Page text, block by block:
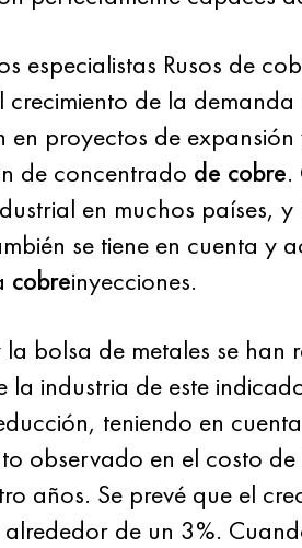
especialistas Rusos de
crecimiento de la
proyectos de
de concentrado de cobre.
en muchos países,
se tiene en cuenta y
cobreinyecciones.
bolsa de metales se
industria de este
teniendo en
observado en el costo
años. Se prevé que el
de un 3%.